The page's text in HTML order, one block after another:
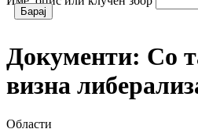
Документи: Со
визна
Области